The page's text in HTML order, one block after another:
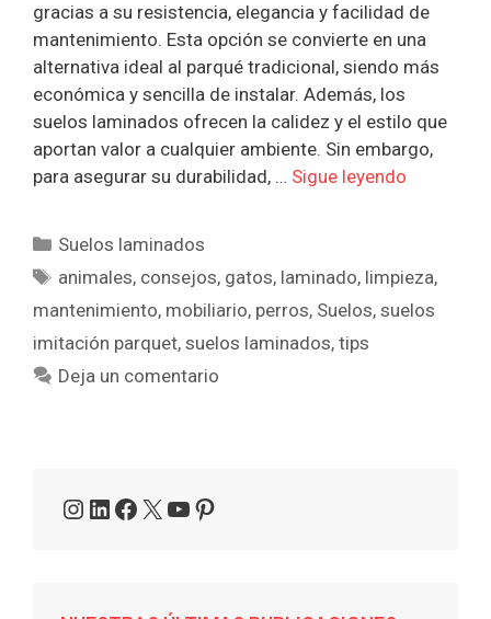
gracias a su resistencia, elegancia y facilidad de
mantenimiento. Esta opción se convierte en una
alternativa ideal al parqué tradicional, siendo más
económica y sencilla de instalar. Además, los
suelos laminados ofrecen la calidez y el estilo que
aportan valor a cualquier ambiente. Sin embargo,
para asegurar su durabilidad, … Sigue leyendo
Categorías
Suelos laminados
Etiquetas
animales, consejos, gatos, laminado, limpieza,
mantenimiento, mobiliario, perros, Suelos, suelos
imitación parquet, suelos laminados, tips
Deja un comentario
Instagram
LinkedIn
Facebook
X YouTube
Pinterest